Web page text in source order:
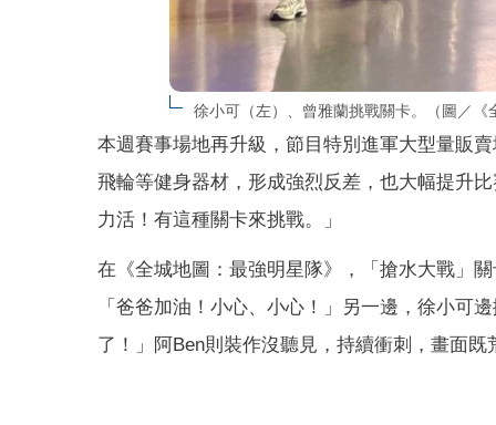
徐小可（左）、曾雅蘭挑戰關卡。（圖／
本週賽事場地再升級，節目特別進軍大型量販
飛輪等健身器材，形成強烈反差，也大幅提升
力活！有這種關卡來挑戰。」
在《全城地圖：最強明星隊》，「搶水大戰」
「爸爸加油！小心、小心！」另一邊，徐小可
了！」阿Ben則裝作沒聽見，持續衝刺，畫面既